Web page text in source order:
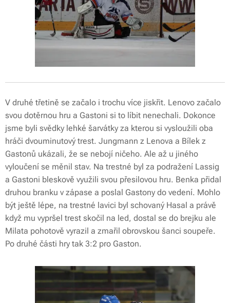
V druhé třetině se začalo i trochu více jiskřit. Lenovo začalo
svou dotěrnou hru a Gastoni si to líbit nenechali. Dokonce
jsme byli svědky lehké šarvátky za kterou si vysloužili oba
hráči dvouminutový trest. Jungmann z Lenova a Bílek z
Gastonů ukázali, že se nebojí ničeho. Ale až u jiného
vyloučení se měnil stav. Na trestné byl za podražení Lassig
a Gastoni bleskově využili svou přesilovou hru. Benka přidal
druhou branku v zápase a poslal Gastony do vedení. Mohlo
být ještě lépe, na trestné lavici byl schovaný Hasal a právě
když mu vypršel trest skočil na led, dostal se do brejku ale
Milata pohotově vyrazil a zmařil obrovskou šanci soupeře.
Po druhé části hry tak 3:2 pro Gaston.